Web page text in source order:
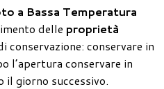
a Bassa Temperatura
delle proprietà
conservazione: conservare in
l’apertura conservare in
giorno successivo.